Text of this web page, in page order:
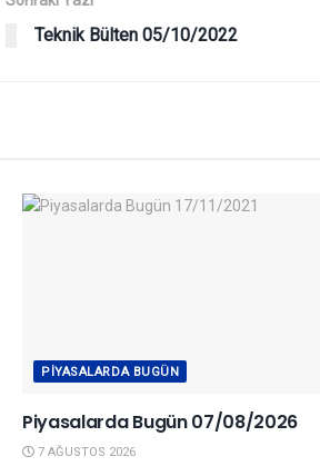
Teknik Bülten 05/10/2022
PIYASALARDA BUGÜN
Piyasalarda Bugün 07/08/2026
7 AĞUSTOS 2026